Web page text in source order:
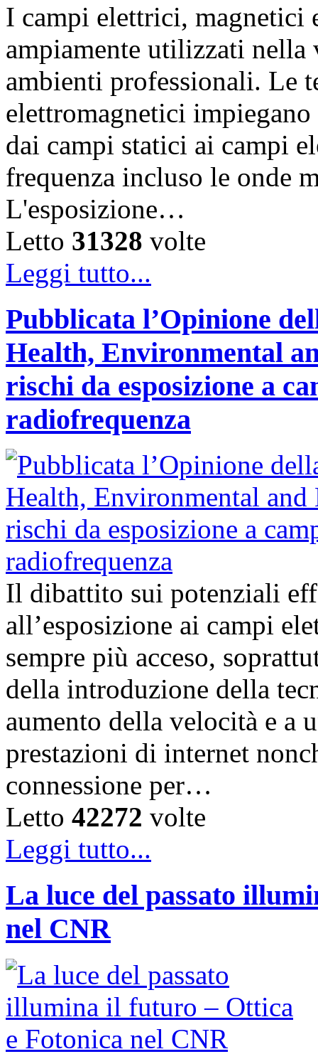
I campi elettrici, magnetici
ampiamente utilizzati
ambienti professionali. Le
elettromagnetici
dai campi statici ai campi
frequenza incluso le onde
L'esposizione…
Letto 31328 volte
Leggi tutto...
Pubblicata l’Opinione
Health, Environmental
rischi da esposizione a
radiofrequenza
Il dibattito sui potenziali
all’esposizione ai campi
sempre più acceso,
della introduzione della
aumento della velocità e a
prestazioni di internet
connessione per…
Letto 42272 volte
Leggi tutto...
La luce del passato
nel CNR